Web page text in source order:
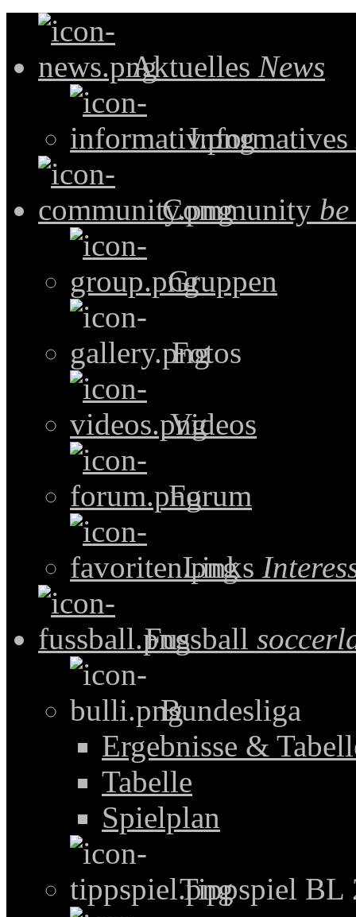
Aktuelles News
Informatives
Community
Gruppen
Fotos
Videos
Forum
Links
Fussball
Bundesliga
Ergebnisse &
Tabelle
Spielplan
Tippspiel BL